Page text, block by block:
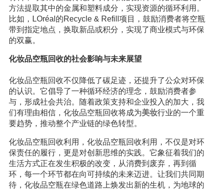
方法提取其中的金属和塑料成分，实现资源的循环利用。
比如，LOréal的Recycle & Refill项目，鼓励消费者将空瓶
带到指定地点，换取新品或积分，实现了商业模式与环保
的双赢。
化妆品空瓶回收的社会影响与未来展望
化妆品空瓶回收不仅降低了碳足迹，还提升了公众对环保
的认识。它倡导了一种循环经济的理念，鼓励消费者参
与，形成社会共治。随着政策支持和企业投入的加大，我
们有理由相信，化妆品空瓶回收将成为美妆行业的一个重
要趋势，推动整个产业链的绿色转型。
化妆品空瓶回收利用，化妆品空瓶回收利用，不仅是对环
保责任的履行，更是对创新思维的实践。它象征着我们的
生活方式正在发生积极的改变，从消费到废弃，再到循
环，每一个环节都在向可持续的未来迈进。让我们共同期
待，化妆品空瓶在绿色道路上焕发出新的生机，为地球的